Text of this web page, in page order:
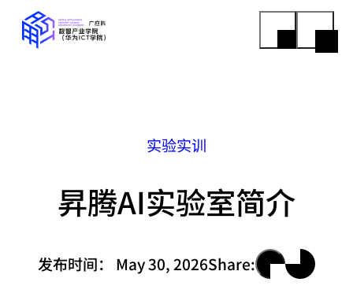
实验实训
昇腾AI实验室简介
发布时间： May 30, 2026Share: